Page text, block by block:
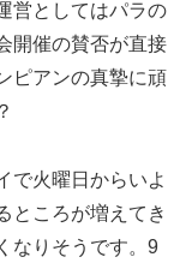
営としてはパラの
開催の賛否が直接
ピアンの真摯に頑
で火曜日からいよ
ところが増えてき
なりそうです。9